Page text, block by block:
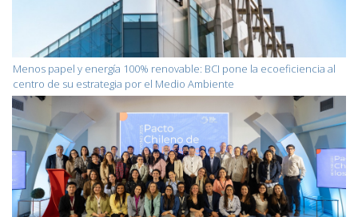
Menos papel y energía 100% renovable: BCI pone la ecoeficiencia al
centro de su estrategia por el Medio Ambiente